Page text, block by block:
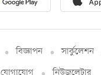
বিজ্ঞাপন সার্কুলেশন